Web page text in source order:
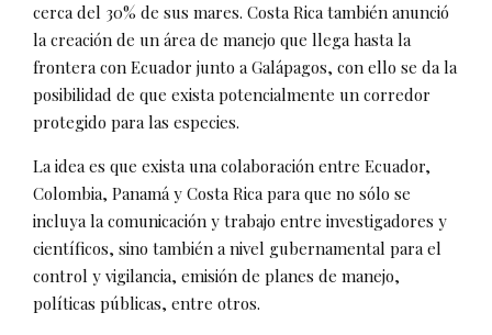
cerca del 30% de sus mares. Costa Rica también anunció
la creación de un área de manejo que llega hasta la
frontera con Ecuador junto a Galápagos, con ello se da la
posibilidad de que exista potencialmente un corredor
protegido para las especies.
La idea es que exista una colaboración entre Ecuador,
Colombia, Panamá y Costa Rica para que no sólo se
incluya la comunicación y trabajo entre investigadores y
científicos, sino también a nivel gubernamental para el
control y vigilancia, emisión de planes de manejo,
políticas públicas, entre otros.